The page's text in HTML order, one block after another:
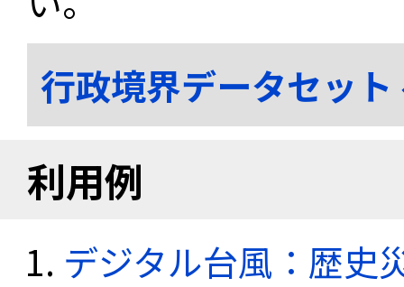
行政境界データセッ
利用例
デジタル台風：歴史